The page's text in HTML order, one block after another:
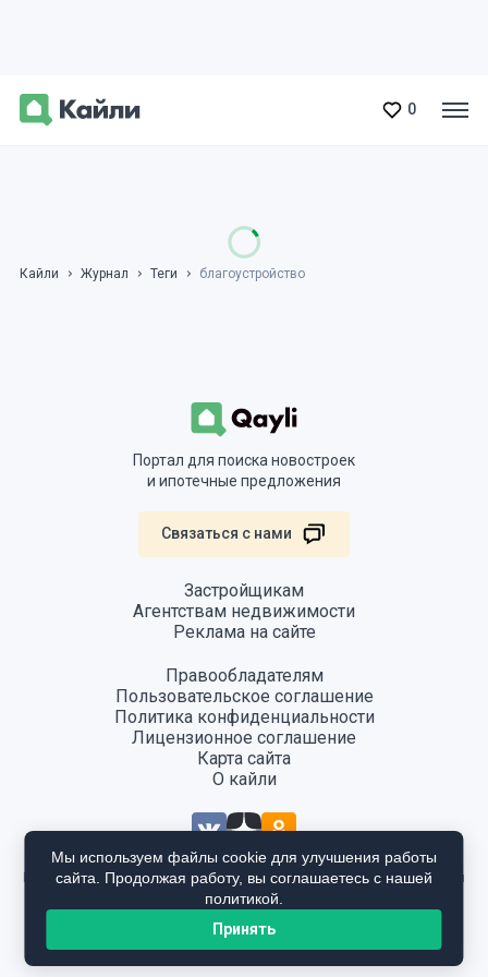
0
Кайли Журнал Теги благоустройство
Портал для поиска новостроек
и ипотечные предложения
Связаться с нами
Застройщикам
Агентствам недвижимости
Реклама на сайте
Правообладателям
Пользовательское соглашение
Политика конфиденциальности
Лицензионное соглашение
Карта сайта
О кайли
Информация, размещенная на сайте, не является публичной офертой
и предоставляется в ознакомительных целях. Для получения
подробной информации общайтесь в отдел продаж застройщика.
Мы используем файлы cookie для улучшения работы
сайта. Продолжая работу, вы соглашаетесь с нашей
политикой.
Принять